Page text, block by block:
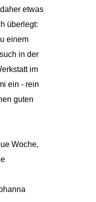
etwas
überlegt:
einem
in der
im
ein - rein
guten
Woche,